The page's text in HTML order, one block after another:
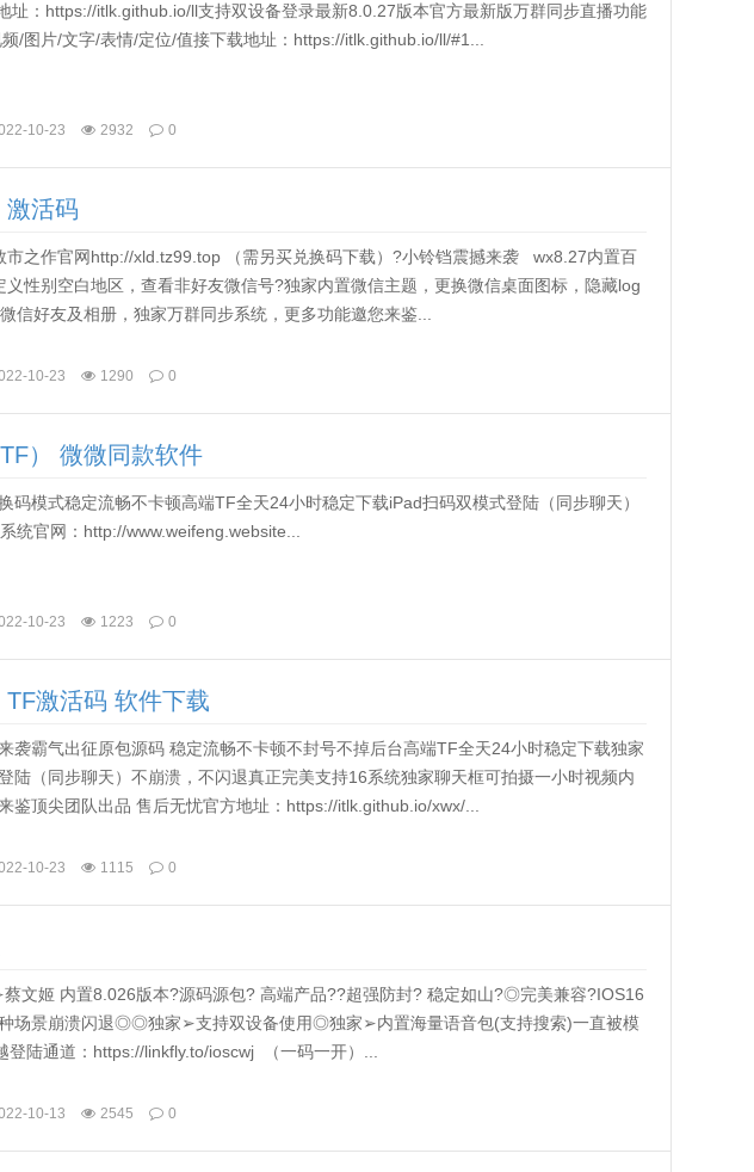
itlk.github.io/ll支持双设备登录最新8.0.27版本官方最新版万群同步直播功能
/图片/文字/表情/定位/值接下载地址：https://itlk.github.io/ll/#1...
10-23 2932 0
激活码
市之作官网http://xld.tz99.top （需另买兑换码下载）?小铃铛震撼来袭 wx8.27内置百
义性别空白地区，查看非好友微信号?独家内置微信主题，更换微信桌面图标，隐藏log
信好友及相册，独家万群同步系统，更多功能邀您来鉴...
10-23 1290 0
） 微微同款软件
码模式稳定流畅不卡顿高端TF全天24小时稳定下载iPad扫码双模式登陆（同步聊天）
统官网：http://www.weifeng.website...
10-23 1223 0
激活码 软件下载
袭霸气出征原包源码 稳定流畅不卡顿不封号不掉后台高端TF全天24小时稳定下载独家
陆（同步聊天）不崩溃，不闪退真正完美支持16系统独家聊天框可拍摄一小时视频内
鉴顶尖团队出品 售后无忧官方地址：https://itlk.github.io/xwx/...
10-23 1115 0
文姬 内置8.026版本?源码源包? 高端产品??超强防封? 稳定如山?◎完美兼容?IOS16
场景崩溃闪退◎◎独家➢支持双设备使用◎独家➢内置海量语音包(支持搜索)一直被模
登陆通道：https://linkfly.to/ioscwj （一码一开）...
10-13 2545 0